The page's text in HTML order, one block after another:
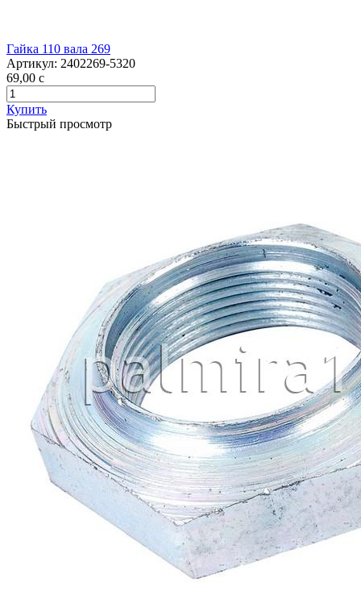
Гайка 110 вала 269
Артикул: 2402269-5320
69,00 c
Купить
Быстрый просмотр